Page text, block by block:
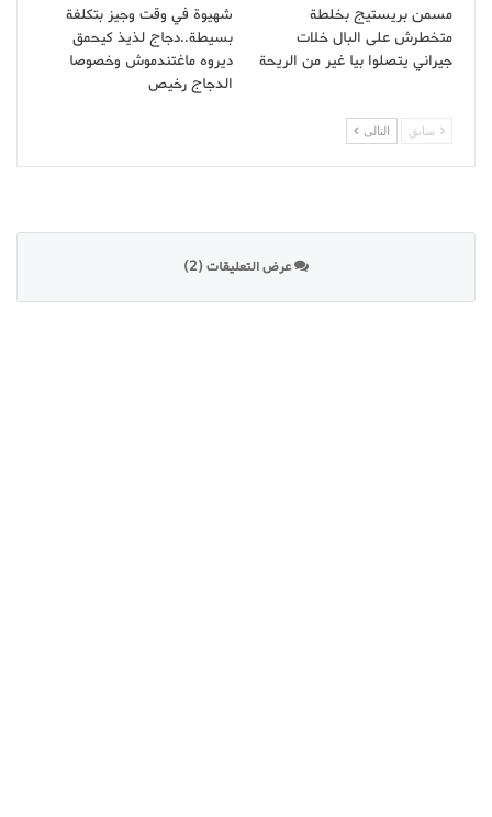
مسمن بريستيج بخلطة
متخطرش على البال خلات
جيراني يتصلوا بيا غير من الريحة
شهيوة في وقت وجيز بتكلفة
بسيطة..دجاج لذيذ كيحمق
ديروه ماغتندموش وخصوصا
الدجاج رخيص
سابق التالى
عرض التعليقات (2)